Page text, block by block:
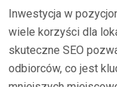
Inwestycja w
wiele korzyści dla
skuteczne SEO
odbiorców, co jest